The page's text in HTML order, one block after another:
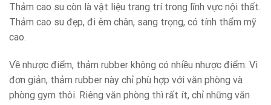
Thảm cao su còn là vật liệu trang trí trong lĩnh vực nội thất.
Thảm cao su đẹp, đi êm chân, sang trọng, có tính thẩm mỹ
cao.
Về nhược điểm, thảm rubber không có nhiều nhược điểm. Vì
đơn giản, thảm rubber này chỉ phù hợp với văn phòng và
phòng gym thôi. Riêng văn phòng thì rất ít, chỉ những văn